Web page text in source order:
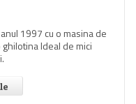
1997 cu o masina de
Ideal de mici